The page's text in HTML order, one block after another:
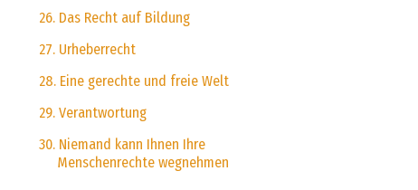
26. Das Recht auf Bildung
27. Urheberrecht
28. Eine gerechte und freie Welt
29. Verantwortung
30. Niemand kann Ihnen Ihre
Menschenrechte wegnehmen